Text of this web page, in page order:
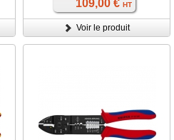
109,00 € HT
Voir le produit